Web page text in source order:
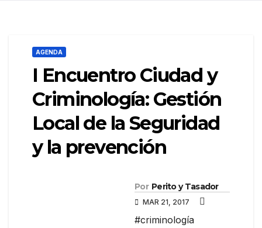
AGENDA
I Encuentro Ciudad y
Criminología: Gestión
Local de la Seguridad
y la prevención
Por Perito y Tasador
MAR 21, 2017
#criminología